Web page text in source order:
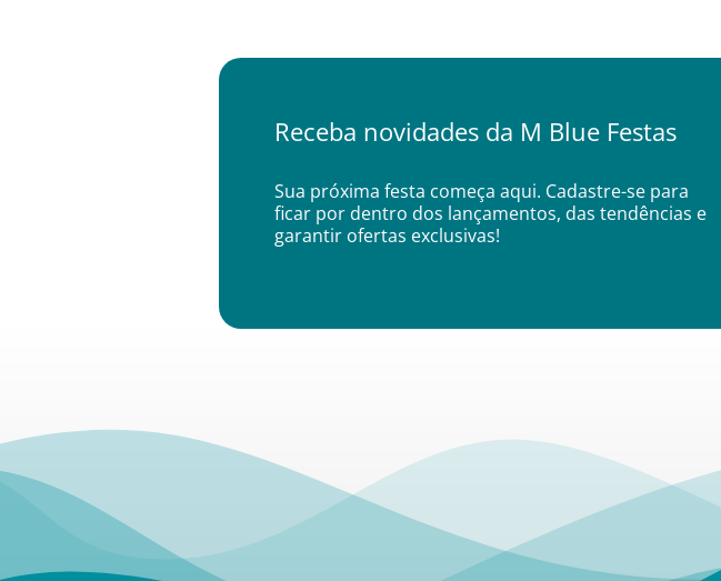
Receba novidades da M Blue Festas
Sua próxima festa começa aqui. Cadastre-se para
ficar por dentro dos lançamentos, das tendências e
garantir ofertas exclusivas!